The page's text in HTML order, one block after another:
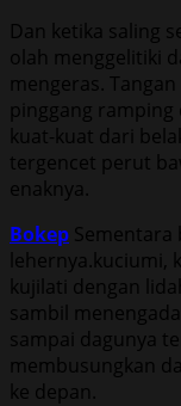
Dan ketika saling
olah menggelitiki
mengeras.
pinggang ramping
kuat-kuat dari
tergencet perut
enaknya.
Bokep Sementara
lehernya.kuciumi,
kujilati dengan
sambil
sampai dagunya
membusungkan
ke depan.